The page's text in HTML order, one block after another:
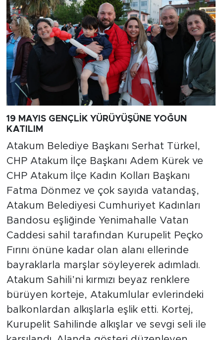
19 MAYIS GENÇLİK YÜRÜYÜŞÜNE YOĞUN
KATILIM
Atakum Belediye Başkanı Serhat Türkel,
CHP Atakum İlçe Başkanı Adem Kürek ve
CHP Atakum İlçe Kadın Kolları Başkanı
Fatma Dönmez ve çok sayıda vatandaş,
Atakum Belediyesi Cumhuriyet Kadınları
Bandosu eşliğinde Yenimahalle Vatan
Caddesi sahil tarafından Kurupelit Peçko
Fırını önüne kadar olan alanı ellerinde
bayraklarla marşlar söyleyerek adımladı.
Atakum Sahili’ni kırmızı beyaz renklere
bürüyen korteje, Atakumlular evlerindeki
balkonlardan alkışlarla eşlik etti. Kortej,
Kurupelit Sahilinde alkışlar ve sevgi seli ile